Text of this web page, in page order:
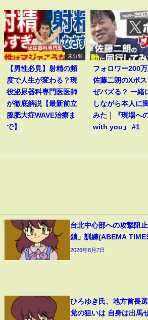
未分類
【男性必見】射精の頻
度で人生が変わる？現
役泌尿器科専門医医師
が徹底解説【最新前立
腺肥大症WAVE治療ま
で】
フォロワー200万
佐藤二朗のXポ
ぜバズる？ 一緒
しながら本人に
みた｜『現場へ
with you』 #1
台北中心部への攻撃阻
鎖」訓練(ABEMA
2026年8月7日
ひろゆき氏、地方首長
党の狙いは 自身は出馬